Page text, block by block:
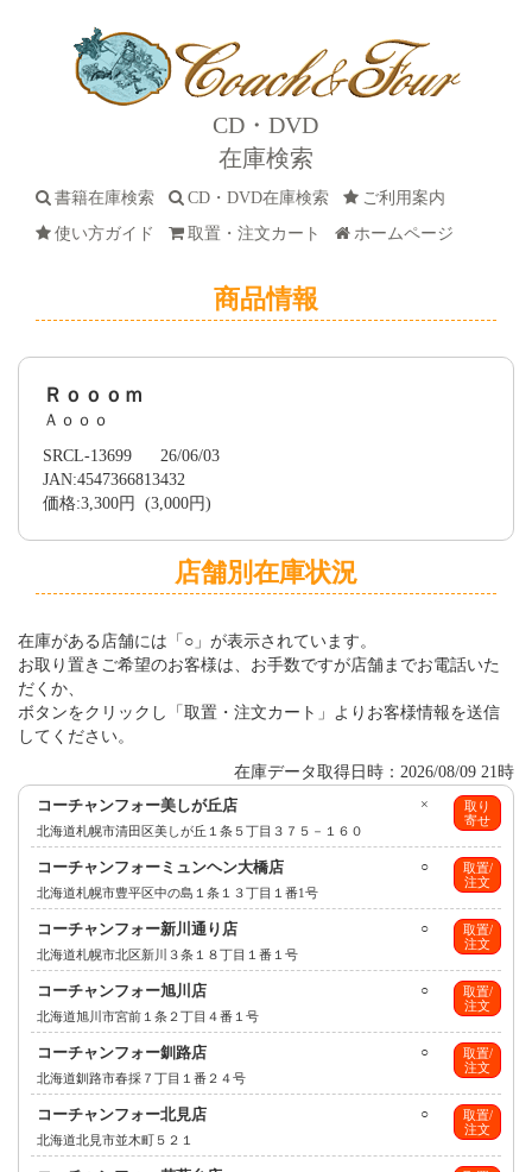
CD・DVD
在庫検索
書籍在庫検索 CD・DVD在庫検索
ご利用案内
使い方ガイド
取置・注文カート ホームページ
商品情報
Ｒｏｏｏｍ
Ａｏｏｏ
SRCL-13699 26/06/03
JAN:4547366813432
価格:3,300円 (3,000円)
店舗別在庫状況
在庫がある店舗には「○」が表示されています。
お取り置きご希望のお客様は、お手数ですが店舗までお電話いた
だくか、
ボタンをクリックし「取置・注文カート」よりお客様情報を送信
してください。
在庫データ取得日時：2026/08/09 21時
取り
寄せ
×
コーチャンフォー美しが丘店
北海道札幌市清田区美しが丘１条５丁目３７５－１６０
取置/
注文
○
コーチャンフォーミュンヘン大橋店
北海道札幌市豊平区中の島１条１３丁目１番1号
取置/
注文
○
コーチャンフォー新川通り店
北海道札幌市北区新川３条１８丁目１番１号
取置/
注文
○
コーチャンフォー旭川店
北海道旭川市宮前１条２丁目４番１号
取置/
注文
○
コーチャンフォー釧路店
北海道釧路市春採７丁目１番２４号
取置/
注文
○
コーチャンフォー北見店
北海道北見市並木町５２１